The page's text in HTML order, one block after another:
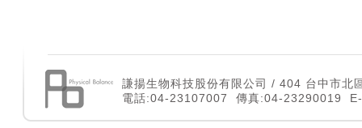
謙揚生物科技股份有限公司 / 404 台中市北
電話:04-23107007 傳真:04-23290019